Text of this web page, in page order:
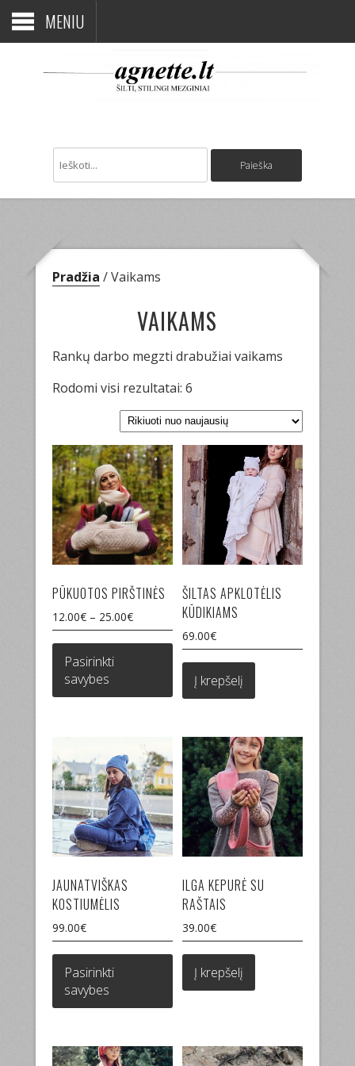
MENIU
Pradžia / Vaikams
VAIKAMS
Rankų darbo megzti drabužiai vaikams
Rodomi visi rezultatai: 6
by
latest
PŪKUOTOS PIRŠTINĖS
12.00€ – 25.00€
Pasirinkti
savybes
This
multiple
options
may
be
chosen
on
the
product
ŠILTAS APKLOTĖLIS
KŪDIKIAMS
69.00€
Į krepšelį
JAUNATVIŠKAS
KOSTIUMĖLIS
99.00€
Pasirinkti
savybes
product
options
ILGA KEPURĖ SU
RAŠTAIS
39.00€
Į krepšelį